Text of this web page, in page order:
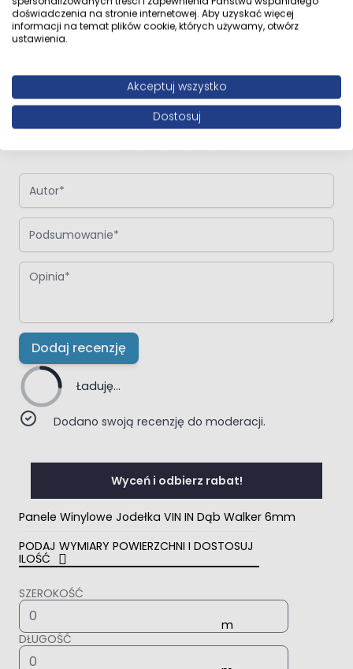
Napisz własną recenzję
Napisz opinię o produkcie:Panele Winylowe Jodełka VIN IN Dąb
Autor
Podsumowanie
Opinia
Dodaj recenzję
Ładuję...
Dodano swoją recenzję do moderacji.
Wyceń i odbierz rabat!
Panele Winylowe Jodełka VIN IN Dąb Walker 6mm
PODAJ WYMIARY POWIERZCHNI I DOSTOSUJ
ILOŚĆ
SZEROKOŚĆ
DŁUGOŚĆ
doświadczenia na stronie internetowej. Aby uzyskać więcej
informacji na temat plików cookie, których używamy, otwórz
ustawienia.
Akceptuj wszystko
Dostosuj